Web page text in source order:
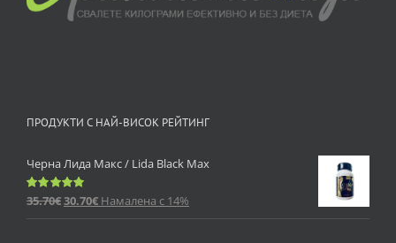
ПРОДУКТИ С НАЙ-ВИСОК РЕЙТИНГ
Черна Лида Макс / Lida Black Max
Оценено
35.70€30.70€ Намалена с 14%